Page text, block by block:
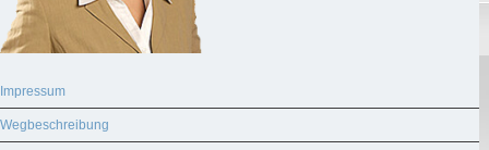
Impressum
Wegbeschreibung